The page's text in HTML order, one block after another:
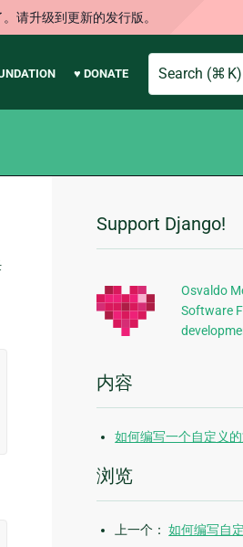
请升级到更新的发行版。
♥ DONATE
Search
附
加
信
息
Support Django!
Osvaldo
Software
内容
如何编写一个自定义
浏览
上一个：如何编写自